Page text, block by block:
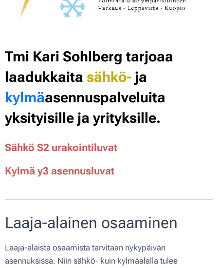
Tmi Kari Sohlberg tarjoaa
laadukkaita sähkö- ja
kylmäasennuspalveluita
yksityisille ja yrityksille.
Sähkö S2 urakointiluvat
Kylmä y3 asennusluvat
Laaja-alainen osaaminen
Laaja-alaista osaamista tarvitaan nykypäivän
asennuksissa. Niin sähkö- kuin kylmäalalla tulee